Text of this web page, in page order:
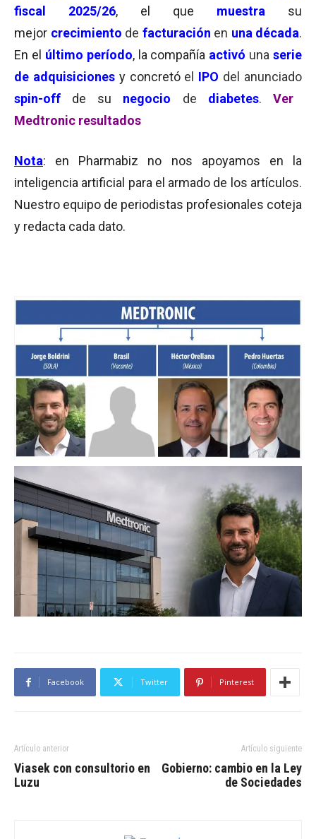
fiscal 2025/26, el que muestra su
mejor crecimiento de facturación en una década.
En el último período, la compañía activó una serie
de adquisicionesy concretóel IPO del anunciado
spin-off de su negocio de diabetes. Ver
Medtronic resultados
Nota: en Pharmabiz no nos apoyamos en la
inteligencia artificial para el armado de los artículos.
Nuestro equipo de periodistas profesionales coteja
y redacta cada dato.
Facebook Twitter Pinterest
Artículo anterior
Viasek con consultorio en
Luzu
Artículo siguiente
Gobierno: cambio en la Ley
de Sociedades